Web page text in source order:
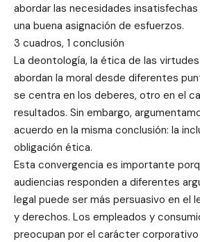
abordar las necesidades
una buena asignación de esfuerzos.
3 cuadros, 1 conclusión
La deontología, la ética de las
abordan la moral desde diferentes
se centra en los deberes, otro en el
resultados. Sin embargo,
acuerdo en la misma conclusión: la
obligación ética.
Esta convergencia es importante
audiencias responden a diferentes
legal puede ser más persuasivo en el
y derechos. Los empleados y
preocupan por el carácter